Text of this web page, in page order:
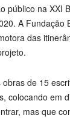
público na XXI
A Fundação
das
de 15
colocando em
mas que